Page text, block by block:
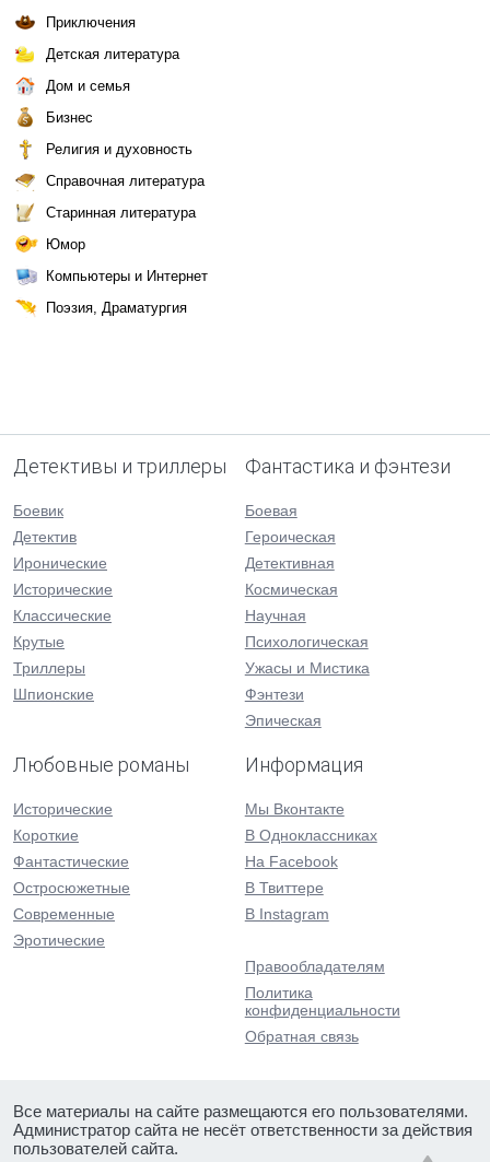
Приключения
Детская литература
Дом и семья
Бизнес
Религия и духовность
Справочная литература
Старинная литература
Юмор
Компьютеры и Интернет
Поэзия, Драматургия
Детективы и триллеры
Боевик
Детектив
Иронические
Исторические
Классические
Крутые
Триллеры
Шпионские
Фантастика и фэнтези
Боевая
Героическая
Детективная
Космическая
Научная
Психологическая
Ужасы и Мистика
Фэнтези
Эпическая
Любовные романы
Исторические
Короткие
Фантастические
Остросюжетные
Современные
Эротические
Информация
Мы Вконтакте
В Одноклассниках
На Facebook
В Твиттере
В Instagram
Правообладателям
Политика
конфиденциальности
Обратная связь
Все материалы на сайте размещаются его пользователями.
Администратор сайта не несёт ответственности за действия
пользователей сайта.